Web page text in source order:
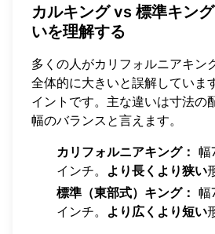
カルキング vs 標準キン
いを理解する
多くの人がカリフォルニアキン
全体的に大きいと誤解していま
イントです。主な違いは寸法の
幅のバランスと言えます。
カリフォルニアキング： 幅
インチ。 より長くより狭い
標準（東部式）キング： 幅
インチ。 より広くより短い